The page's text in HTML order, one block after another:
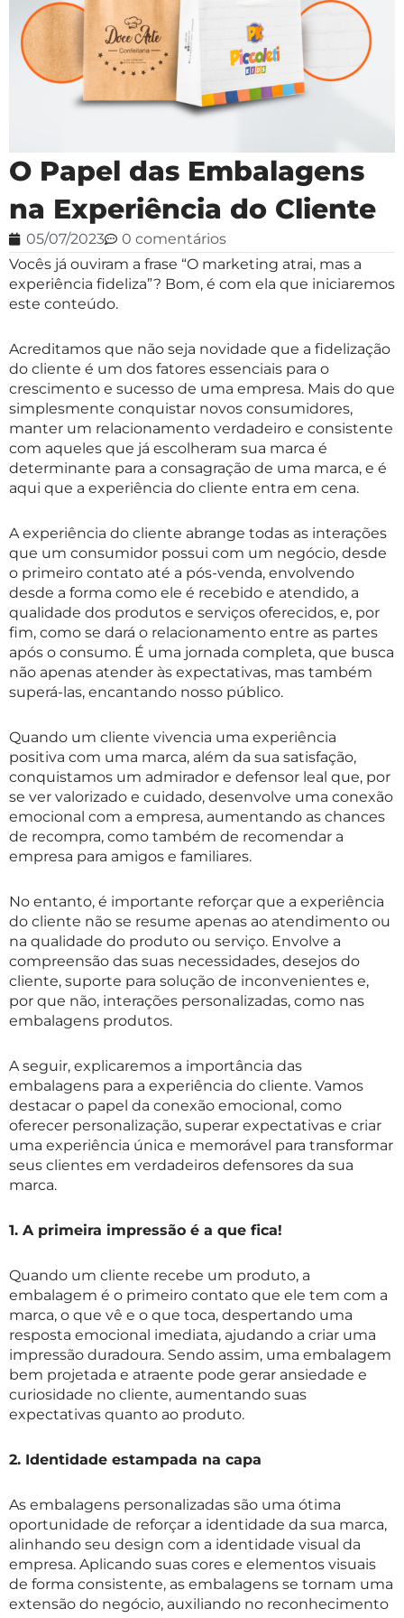
O Papel das Embalagens
na Experiência do Cliente
05/07/2023
0 comentários
Vocês já ouviram a frase “O marketing atrai, mas a
experiência fideliza”? Bom, é com ela que iniciaremos
este conteúdo.
Acreditamos que não seja novidade que a fidelização
do cliente é um dos fatores essenciais para o
crescimento e sucesso de uma empresa. Mais do que
simplesmente conquistar novos consumidores,
manter um relacionamento verdadeiro e consistente
com aqueles que já escolheram sua marca é
determinante para a consagração de uma marca, e é
aqui que a experiência do cliente entra em cena.
A experiência do cliente abrange todas as interações
que um consumidor possui com um negócio, desde
o primeiro contato até a pós-venda, envolvendo
desde a forma como ele é recebido e atendido, a
qualidade dos produtos e serviços oferecidos, e, por
fim, como se dará o relacionamento entre as partes
após o consumo. É uma jornada completa, que busca
não apenas atender às expectativas, mas também
superá-las, encantando nosso público.
Quando um cliente vivencia uma experiência
positiva com uma marca, além da sua satisfação,
conquistamos um admirador e defensor leal que, por
se ver valorizado e cuidado, desenvolve uma conexão
emocional com a empresa, aumentando as chances
de recompra, como também de recomendar a
empresa para amigos e familiares.
No entanto, é importante reforçar que a experiência
do cliente não se resume apenas ao atendimento ou
na qualidade do produto ou serviço. Envolve a
compreensão das suas necessidades, desejos do
cliente, suporte para solução de inconvenientes e,
por que não, interações personalizadas, como nas
embalagens produtos.
A seguir, explicaremos a importância das
embalagens para a experiência do cliente. Vamos
destacar o papel da conexão emocional, como
oferecer personalização, superar expectativas e criar
uma experiência única e memorável para transformar
seus clientes em verdadeiros defensores da sua
marca.
1. A primeira impressão é a que fica!
Quando um cliente recebe um produto, a
embalagem é o primeiro contato que ele tem com a
marca, o que vê e o que toca, despertando uma
resposta emocional imediata, ajudando a criar uma
impressão duradoura. Sendo assim, uma embalagem
bem projetada e atraente pode gerar ansiedade e
curiosidade no cliente, aumentando suas
expectativas quanto ao produto.
2. Identidade estampada na capa
As embalagens personalizadas são uma ótima
oportunidade de reforçar a identidade da sua marca,
alinhando seu design com a identidade visual da
empresa. Aplicando suas cores e elementos visuais
de forma consistente, as embalagens se tornam uma
extensão do negócio, auxiliando no reconhecimento